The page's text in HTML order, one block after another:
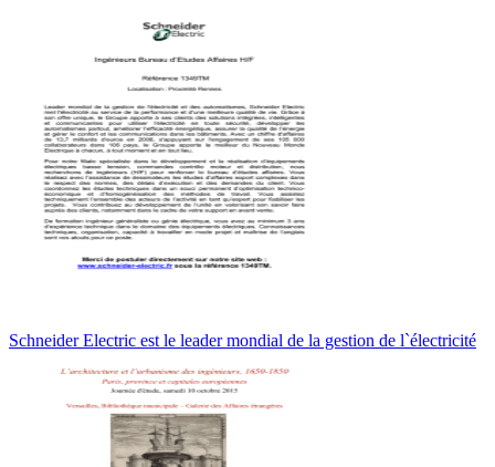
Schneider Electric est le leader mondial de la gestion de l`électricité